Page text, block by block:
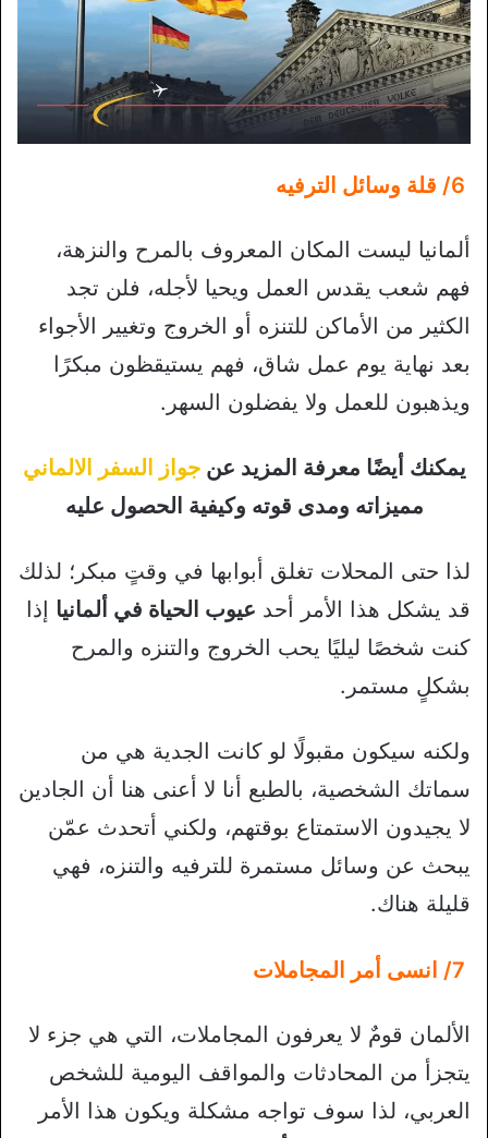
6/ قلة وسائل الترفيه
ألمانيا ليست المكان المعروف بالمرح والنزهة،
فهم شعب يقدس العمل ويحيا لأجله، فلن تجد
الكثير من الأماكن للتنزه أو الخروج وتغيير الأجواء
بعد نهاية يوم عمل شاق، فهم يستيقظون مبكرًا
ويذهبون للعمل ولا يفضلون السهر.
يمكنك أيضًا معرفة المزيد عنجواز السفر الالماني
مميزاته ومدى قوته وكيفية الحصول عليه
لذا حتى المحلات تغلق أبوابها في وقتٍ مبكر؛ لذلك
قد يشكل هذا الأمر أحد عيوب الحياة في ألمانيا إذا
كنت شخصًا ليليًا يحب الخروج والتنزه والمرح
بشكلٍ مستمر.
ولكنه سيكون مقبولًا لو كانت الجدية هي من
سماتك الشخصية، بالطبع أنا لا أعنى هنا أن الجادين
لا يجيدون الاستمتاع بوقتهم، ولكني أتحدث عمّن
يبحث عن وسائل مستمرة للترفيه والتنزه، فهي
قليلة هناك.
7/ انسى أمر المجاملات
الألمان قومٌ لا يعرفون المجاملات، التي هي جزء لا
يتجزأ من المحادثات والمواقف اليومية للشخص
العربي، لذا سوف تواجه مشكلة ويكون هذا الأمر